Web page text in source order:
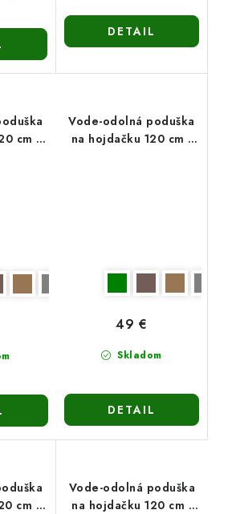
DETAIL
cm -
Vode-odolná poduška
na hojdačku 120 cm -
Skladom
49 €
DETAIL
cm -
Vode-odolná poduška
na hojdačku 120 cm -